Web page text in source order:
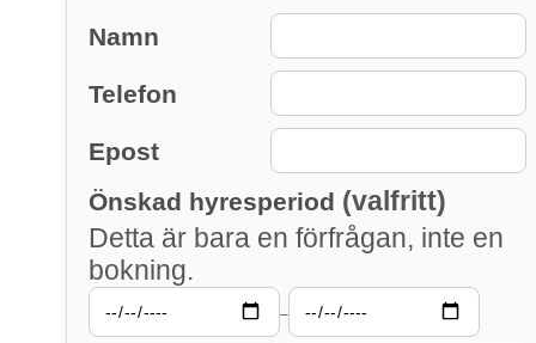
Namn
Telefon
Epost
Önskad hyresperiod (valfritt)
Detta är bara en förfrågan, inte en
bokning.
–